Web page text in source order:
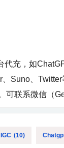
代充，如
Suno、Twitter
可联系微信（
(10)